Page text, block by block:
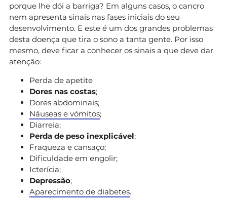
porque lhe dói a barriga? Em alguns casos, o cancro
nem apresenta sinais nas fases iniciais do seu
desenvolvimento. E este é um dos grandes problemas
desta doença que tira o sono a tanta gente. Por isso
mesmo, deve ficar a conhecer os sinais a que deve dar
atenção:
Perda de apetite
Dores nas costas;
Dores abdominais;
Náuseas e vómitos;
Diarreia;
Perda de peso inexplicável;
Fraqueza e cansaço;
Dificuldade em engolir;
Icterícia;
Depressão;
Aparecimento de diabetes.